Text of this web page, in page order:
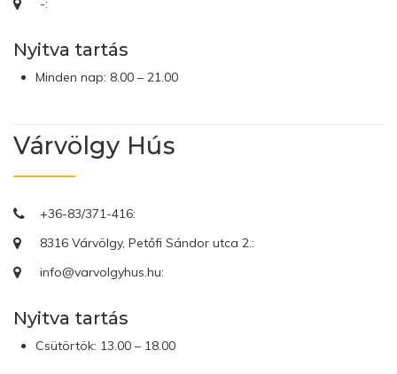
-:
Nyitva tartás
Minden nap: 8.00 – 21.00
Várvölgy Hús
+36-83/371-416:
8316 Várvölgy, Petőfi Sándor utca 2.:
info@varvolgyhus.hu:
Nyitva tartás
Csütörtök: 13.00 – 18.00